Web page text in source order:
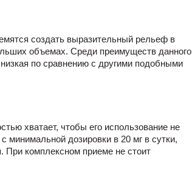
создать выразительный рельеф в
объемах. Среди преимуществ данного
низкая по сравнению с другими подобными
хватает, чтобы его использование не
минимальной дозировки в 20 мг в сутки,
При комплексном приеме не стоит